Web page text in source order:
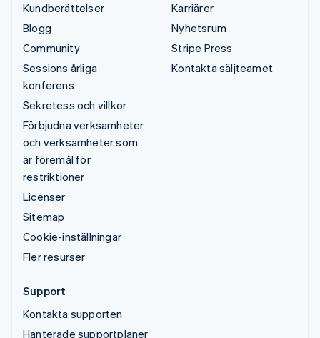
Kundberättelser
Blogg
Community
Sessions årliga
konferens
Sekretess och villkor
Förbjudna verksamheter
och verksamheter som
är föremål för
restriktioner
Licenser
Sitemap
Cookie-inställningar
Fler resurser
Karriärer
Nyhetsrum
Stripe Press
Kontakta säljteamet
Support
Kontakta supporten
Hanterade supportplaner